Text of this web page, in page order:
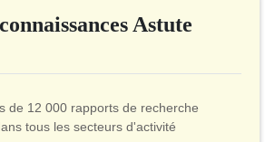
Astute
de 12 000 rapports de recherche
tous les secteurs d'activité